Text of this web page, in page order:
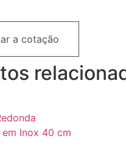
a cotação